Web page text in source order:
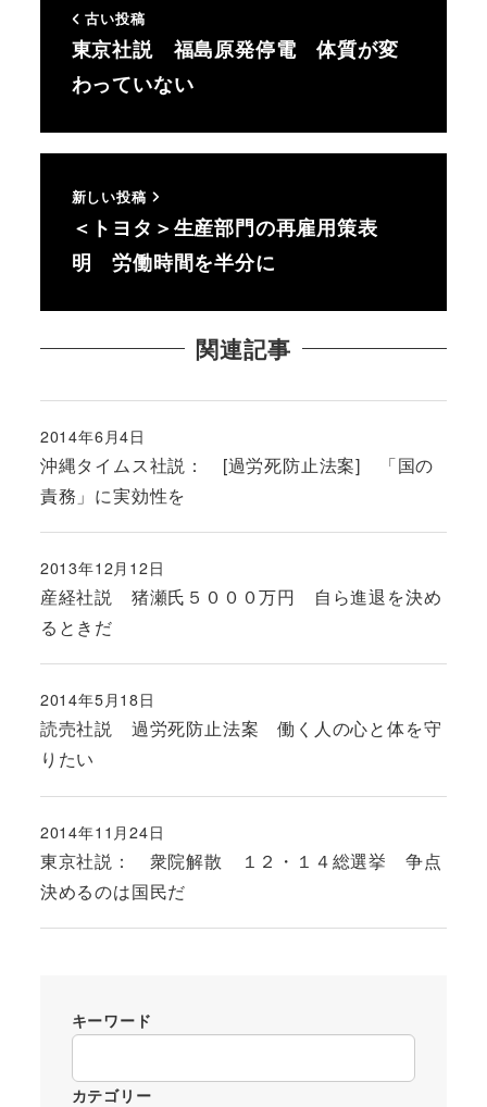
古い投稿
東京社説 福島原発停電 体質が変
わっていない
新しい投稿
＜トヨタ＞生産部門の再雇用策表
明 労働時間を半分に
関連記事
沖縄タイムス社説： [過労死防止法案] 「国の
責務」に実効性を
投稿日
2014年6月4日
産経社説 猪瀬氏５０００万円 自ら進退を決め
るときだ
投稿日
2013年12月12日
読売社説 過労死防止法案 働く人の心と体を守
りたい
投稿日
2014年5月18日
東京社説： 衆院解散 １２・１４総選挙 争点
決めるのは国民だ
投稿日
2014年11月24日
キーワード
カテゴリー